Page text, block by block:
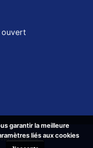
ouvert
légales
garantir la meilleure
liés aux cookies
garantir la meilleure
liés aux cookies